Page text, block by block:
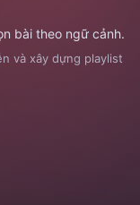
bài theo ngữ cảnh.
và xây dựng playlist